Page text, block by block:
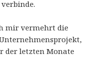
mir vermehrt die
der letzten Monate